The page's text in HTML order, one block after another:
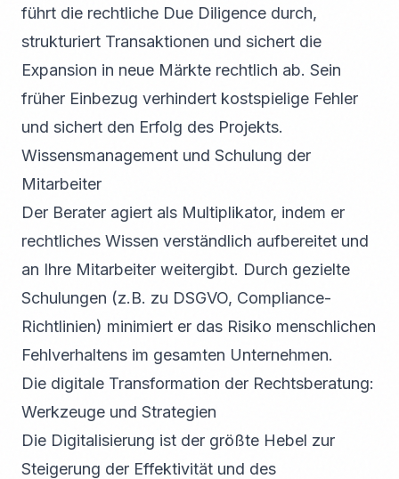
führt die rechtliche Due Diligence durch,
strukturiert Transaktionen und sichert die
Expansion in neue Märkte rechtlich ab. Sein
früher Einbezug verhindert kostspielige Fehler
und sichert den Erfolg des Projekts.
Wissensmanagement und Schulung der
Mitarbeiter
Der Berater agiert als Multiplikator, indem er
rechtliches Wissen verständlich aufbereitet und
an Ihre Mitarbeiter weitergibt. Durch gezielte
Schulungen (z.B. zu DSGVO, Compliance-
Richtlinien) minimiert er das Risiko menschlichen
Fehlverhaltens im gesamten Unternehmen.
Die digitale Transformation der Rechtsberatung:
Werkzeuge und Strategien
Die Digitalisierung ist der größte Hebel zur
Steigerung der Effektivität und des